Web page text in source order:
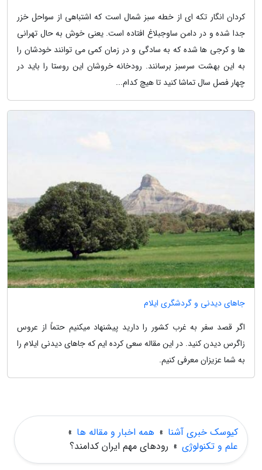
کردان انگار تکه ای از خطه سبز شمال است که اشتباهی از سواحل خزر
جدا شده و در دامن ساوجبلاغ افتاده است. یعنی خوش به حال تهرانی
ها و کرجی ها شده که به سادگی و در زمان کمی می توانند خودشان را
به این بهشت سرسبز برسانند. رودخانه خروشان این روستا را باید در
چهار فصل سال تماشا کنید تا هیچ کدام...
جاهای دیدنی و گردشگری ایلام
اگر قصد سفر به غرب کشور را دارید پیشنهاد میکنیم حتماً از عروس
زاگرس دیدن کنید. در این مقاله سعی کرده ایم که جاهای دیدنی ایلام را
به شما عزیزان معرفی کنیم.
کیوسک خبری آشنا » همه اخبار و مقاله ها »
علم و تکنولوژی » رودهای مهم ایران کدامند؟